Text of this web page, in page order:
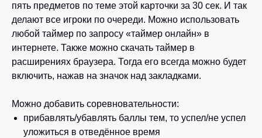
пять предметов по теме этой карточки за 30 сек. И так
делают все игроки по очереди. Можно использовать
любой таймер по запросу «таймер онлайн» в
интернете. Также можно скачать таймер в
расширениях браузера. Тогда его всегда можно будет
включить, нажав на значок над закладками.
Можно добавить соревновательности:
прибавлять/убавлять баллы тем, то успел/не успел
уложиться в отведённое время